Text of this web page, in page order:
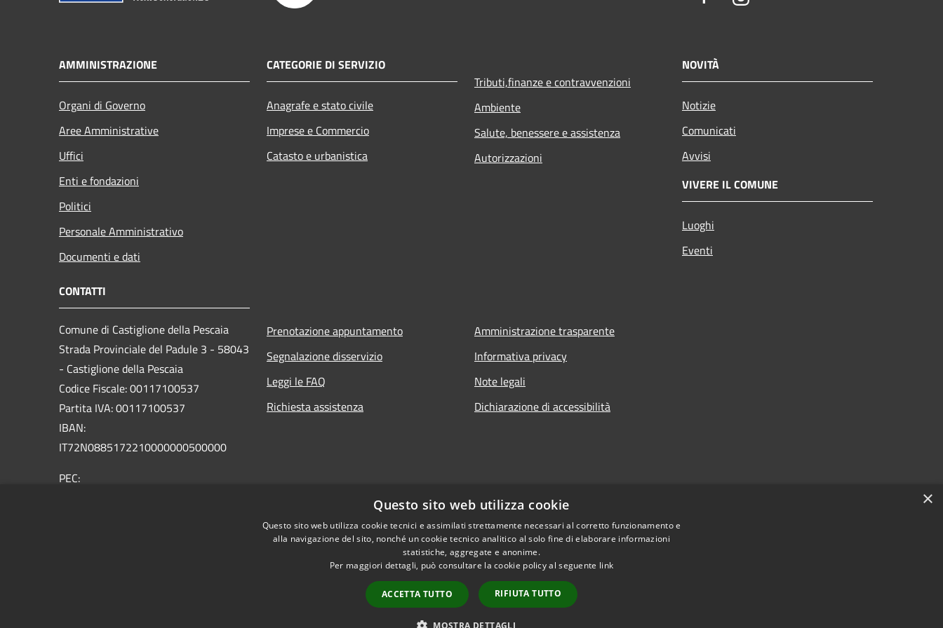
AMMINISTRAZIONE
Organi di Governo
Aree Amministrative
Uffici
Enti e fondazioni
Politici
Personale Amministrativo
Documenti e dati
CATEGORIE DI SERVIZIO
Anagrafe e stato civile
Imprese e Commercio
Catasto e urbanistica
Tributi,finanze e contravvenzioni
Ambiente
Salute, benessere e assistenza
Autorizzazioni
NOVITÀ
Notizie
Comunicati
Avvisi
VIVERE IL COMUNE
Luoghi
Eventi
CONTATTI
Comune di Castiglione della Pescaia
Strada Provinciale del Padule 3 - 58043
- Castiglione della Pescaia
Codice Fiscale: 00117100537
Partita IVA: 00117100537
IBAN:
IT72N0885172210000000500000
PEC:
Prenotazione appuntamento
Segnalazione disservizio
Leggi le FAQ
Richiesta assistenza
Amministrazione trasparente
Informativa privacy
Note legali
Dichiarazione di accessibilità
Copyright © 2026 • Comune di Castiglione della Pescaia • Powered by
×
Questo sito web utilizza cookie
Questo sito web utilizza cookie tecnici e assimilati strettamente necessari al corretto funzionamento e
alla navigazione del sito, nonché un cookie tecnico analitico al solo fine di elaborare informazioni
statistiche, aggregate e anonime.
Per maggiori dettagli, può consultare la cookie policy al seguente link
ACCETTA TUTTO RIFIUTA TUTTO
MOSTRA DETTAGLI